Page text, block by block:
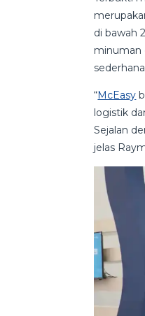
di bawah
minuman
“McEasy
logistik
Sejalan
jelas